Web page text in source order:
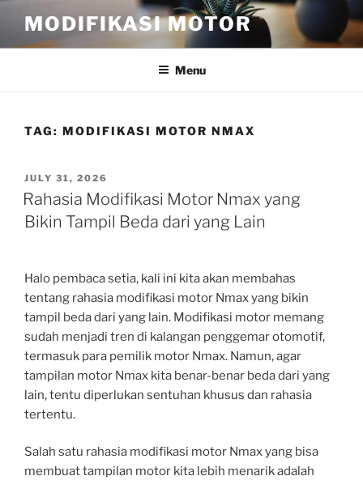
content
MODIFIKASI MOTOR
Menu
TAG: MODIFIKASI MOTOR NMAX
POSTED
ON
JULY 31, 2026
Rahasia Modifikasi Motor Nmax yang
Bikin Tampil Beda dari yang Lain
Halo pembaca setia, kali ini kita akan membahas
tentang rahasia modifikasi motor Nmax yang bikin
tampil beda dari yang lain. Modifikasi motor memang
sudah menjadi tren di kalangan penggemar otomotif,
termasuk para pemilik motor Nmax. Namun, agar
tampilan motor Nmax kita benar-benar beda dari yang
lain, tentu diperlukan sentuhan khusus dan rahasia
tertentu.
Salah satu rahasia modifikasi motor Nmax yang bisa
membuat tampilan motor kita lebih menarik adalah